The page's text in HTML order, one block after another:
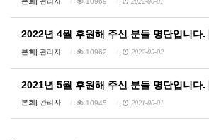
2022년 4월 후원해 주신 분들 명단입니다.
본회| 관리자 10962 2022-05-02
2021년 5월 후원해 주신 분들 명단입니다.
본회| 관리자 10945 2021-06-01